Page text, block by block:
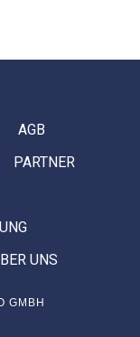
AGB
PARTNER
UNS
GMBH